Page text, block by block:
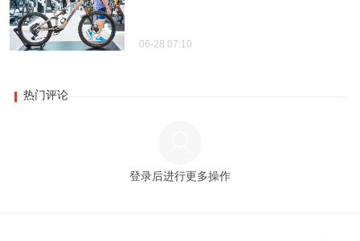
06-28 07:10
热门评论
登录后进行更多操作